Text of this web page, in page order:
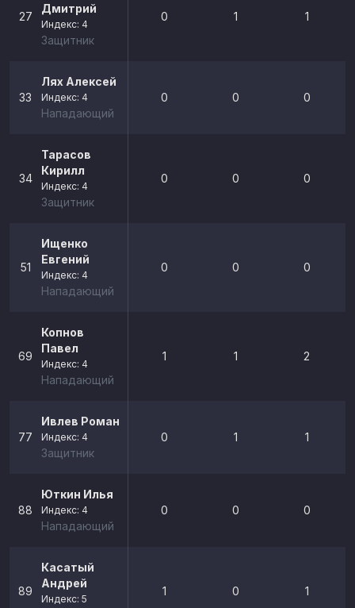
27
Дмитрий
Индекс: 4
Защитник
0 1 1
33
Лях Алексей
Индекс: 4
Нападающий
0 0 0
34
Тарасов
Кирилл
Индекс: 4
Защитник
0 0 0
51
Ищенко
Евгений
Индекс: 4
Нападающий
0 0 0
69
Копнов
Павел
Индекс: 4
Нападающий
1 1 2
77
Ивлев Роман
Индекс: 4
Защитник
0 1 1
88
Юткин Илья
Индекс: 4
Нападающий
0 0 0
89
Касатый
Андрей
Индекс: 5
1 0 1